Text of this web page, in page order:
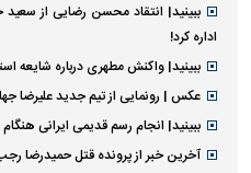
ببینید| انتقاد محسن رضایی از سعید
اداره کرد!
ببینید| واکنش مطهری درباره شایعه
عکس | رونمایی از تیم جدید علیرضا
ببینید| انجام رسم قدیمی ایرانی
آخرین خبر از پرونده قتل حمیدرضا